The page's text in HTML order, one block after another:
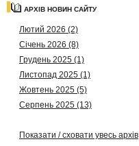
АРХІВ НОВИН САЙТУ
Лютий 2026 (2)
Січень 2026 (8)
Грудень 2025 (1)
Листопад 2025 (1)
Жовтень 2025 (5)
Серпень 2025 (13)
Показати / сховати увесь архів